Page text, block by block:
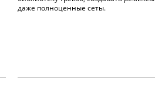
даже полноценные сеты.